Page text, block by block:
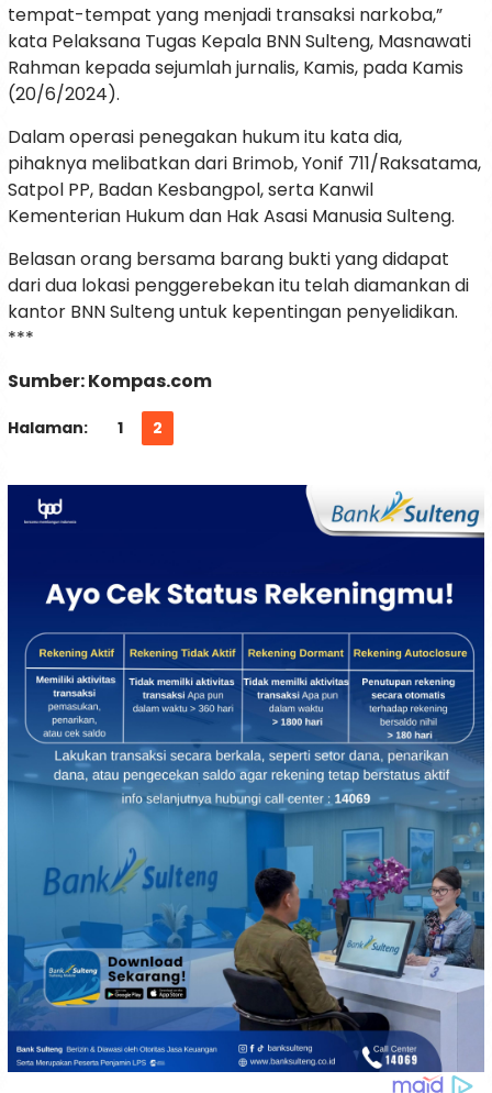
tempat-tempat yang menjadi transaksi narkoba,”
kata Pelaksana Tugas Kepala BNN Sulteng, Masnawati
Rahman kepada sejumlah jurnalis, Kamis, pada Kamis
(20/6/2024).
Dalam operasi penegakan hukum itu kata dia,
pihaknya melibatkan dari Brimob, Yonif 711/Raksatama,
Satpol PP, Badan Kesbangpol, serta Kanwil
Kementerian Hukum dan Hak Asasi Manusia Sulteng.
Belasan orang bersama barang bukti yang didapat
dari dua lokasi penggerebekan itu telah diamankan di
kantor BNN Sulteng untuk kepentingan penyelidikan.
***
Sumber: Kompas.com
Halaman: 1 2